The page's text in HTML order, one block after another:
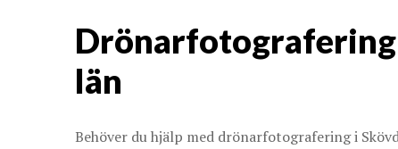
Drönarfotografering
län
Behöver du hjälp med drönarfotografering i